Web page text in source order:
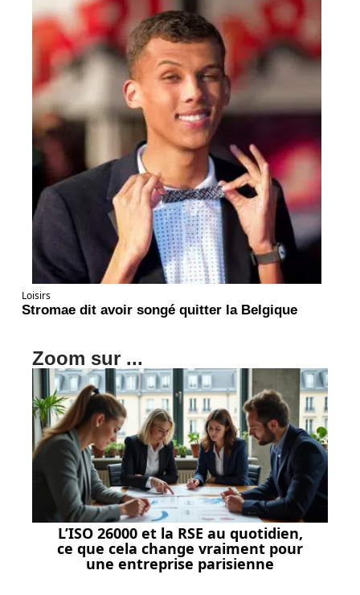
Loisirs
Stromae dit avoir songé quitter la Belgique
Zoom sur ...
L’ISO 26000 et la RSE au quotidien,
ce que cela change vraiment pour
une entreprise parisienne